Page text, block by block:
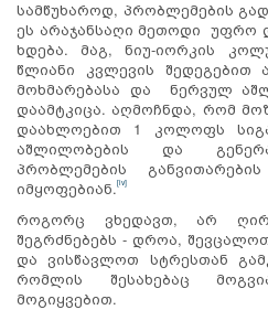
სამწუხაროდ, პრობლემების
ეს არაჯანსაღი მეთოდი უფრო
ხდება. მაგ, ნიუ-იორკის
წლიანი კვლევის შედეგებით
მოხმარებასა და ნერვულ
დაამტკიცა. აღმოჩნდა, რომ
დაახლოებით 1 კოლოფს
აშლილობების და
პრობლემების
იმყოფებიან.[iv]
როგორც ვხედავთ, არ
შეგრძნებებს - დროა,
და ვისწავლოთ სტრესთან
რომლის შესახებაც
მოგიყვებით.